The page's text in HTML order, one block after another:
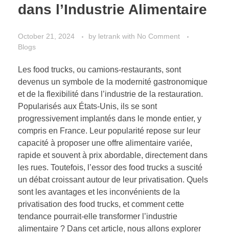
dans l’Industrie Alimentaire
October 21, 2024 by letrank with No Comment
Blogs
Les food trucks, ou camions-restaurants, sont
devenus un symbole de la modernité gastronomique
et de la flexibilité dans l’industrie de la restauration.
Popularisés aux États-Unis, ils se sont
progressivement implantés dans le monde entier, y
compris en France. Leur popularité repose sur leur
capacité à proposer une offre alimentaire variée,
rapide et souvent à prix abordable, directement dans
les rues. Toutefois, l’essor des food trucks a suscité
un débat croissant autour de leur privatisation. Quels
sont les avantages et les inconvénients de la
privatisation des food trucks, et comment cette
tendance pourrait-elle transformer l’industrie
alimentaire ? Dans cet article, nous allons explorer